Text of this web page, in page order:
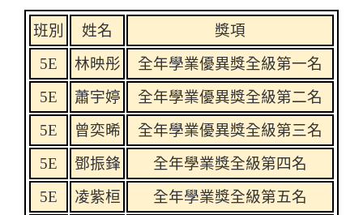
班別 姓名
獎項
5E
林映彤
全年學業優異獎全級第一名
5E
蕭宇婷
全年學業優異獎全級第二名
5E
曾奕晞
全年學業優異獎全級第三名
5E
鄧振鋒
全年學業獎全級第四名
5E
凌紫桓
全年學業獎全級第五名